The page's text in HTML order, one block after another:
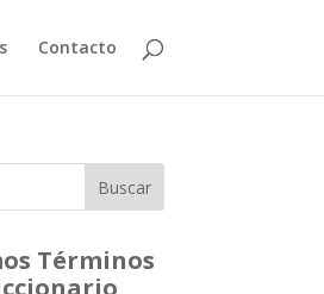
Contacto
Buscar
Términos